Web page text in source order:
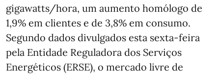
gigawatts/hora, um aumento homólogo de
1,9% em clientes e de 3,8% em consumo.
Segundo dados divulgados esta sexta-feira
pela Entidade Reguladora dos Serviços
Energéticos (ERSE), o mercado livre de